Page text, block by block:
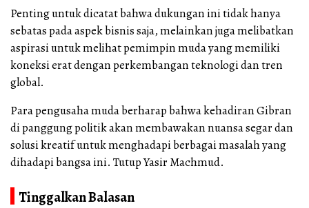
Penting untuk dicatat bahwa dukungan ini tidak hanya
sebatas pada aspek bisnis saja, melainkan juga melibatkan
aspirasi untuk melihat pemimpin muda yang memiliki
koneksi erat dengan perkembangan teknologi dan tren
global.
Para pengusaha muda berharap bahwa kehadiran Gibran
di panggung politik akan membawakan nuansa segar dan
solusi kreatif untuk menghadapi berbagai masalah yang
dihadapi bangsa ini. Tutup Yasir Machmud.
Tinggalkan Balasan